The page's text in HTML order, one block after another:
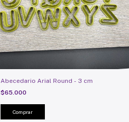
Abecedario Arial Round - 3 cm
$65.000
Comprar